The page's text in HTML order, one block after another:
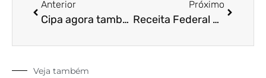
Anterior
Cipa agora também deve prevenir assédio
Próximo
Receita Federal consolida regras do PIS e da Cofins
Veja também